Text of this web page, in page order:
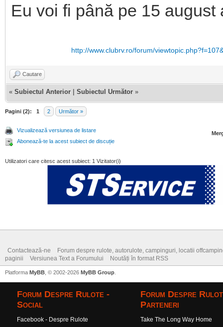
Eu voi fi până pe 15 august
http://www.clubrv.ro/forum/
Cautare
« Subiectul Anterior Subiectul Următor »
Pagini (2): 1 2 Următor »
Vizualizează versiunea de listare
Abonează-te la acest subiect de discuție
Utilizatori care citesc acest subiect: 1 Vizitator(i)
Contactează-ne
Forum despre rulote, autorulote, campinguri, locatii
paginii
Versiunea Text a Forumului Noutăți în format RSS
Platforma MyBB , © 2002-2026 MyBB Group
Forum Despre Rulote -
Social
Facebook - Despre Rulote
Forum Despre
Parteneri
Take The Long Way Home